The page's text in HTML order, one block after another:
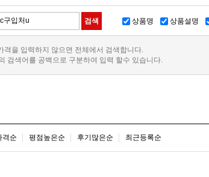
상품명 상품설명
격을 입력하지 않으면 전체에서 검색합니다.
검색어를 공백으로 구분하여 입력 할수 있습니다.
격순 평점높은순 후기많은순 최근등록순